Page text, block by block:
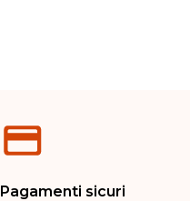
Pagamenti sicuri